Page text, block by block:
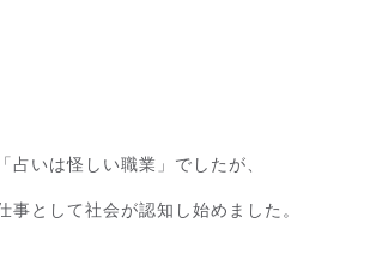
占いは怪しい職業」でしたが、
事として社会が認知し始めました。